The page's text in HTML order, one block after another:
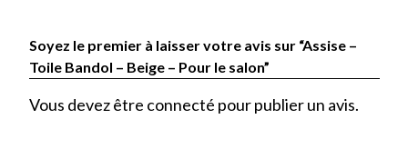
Soyez le premier à laisser votre avis sur “Assise –
Toile Bandol – Beige – Pour le salon”
Vous devez être connecté pour publier un avis.